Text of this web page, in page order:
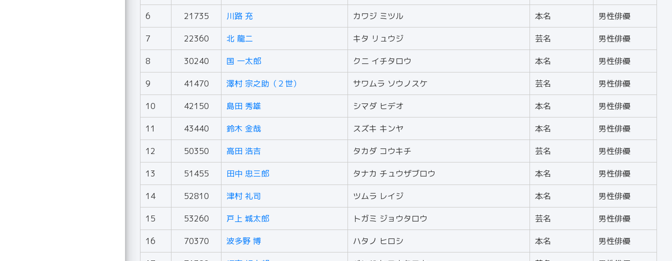
6 21735 川路 充 カワジ ミツル 本名 男性俳優
7 22360 北 龍二 キタ リュウジ 芸名 男性俳優
8 30240 国 一太郎 クニ イチタロウ 本名 男性俳優
9 41470 澤村 宗之助（２世） サワムラ ソウノスケ 芸名 男性俳優
10 42150 島田 秀雄 シマダ ヒデオ 本名 男性俳優
11 43440 鈴木 金哉 スズキ キンヤ 本名 男性俳優
12 50350 高田 浩吉 タカダ コウキチ 芸名 男性俳優
13 51455 田中 忠三郎 タナカ チュウザブロウ 本名 男性俳優
14 52810 津村 礼司 ツムラ レイジ 本名 男性俳優
15 53260 戸上 城太郎 トガミ ジョウタロウ 芸名 男性俳優
16 70370 波多野 博 ハタノ ヒロシ 本名 男性俳優